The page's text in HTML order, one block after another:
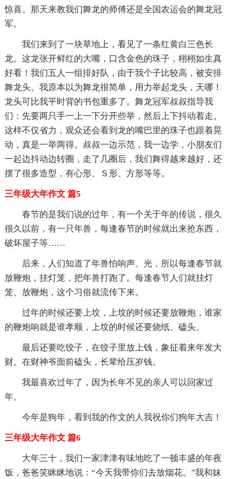
惊喜。那天来教我们舞龙的师傅还是全国农运会的舞龙冠
军。
我们来到了一块草地上，看见了一条红黄白三色长
龙。这龙张开鲜红的大嘴，口含金色的珠子，栩栩如生真
好看！我们五人一组排好队，由于我个子比较高，被安排
舞龙头。我原本以为舞龙很简单，用力举起龙头，天哪！
龙头可比我平时背的书包重多了。舞龙冠军叔叔指导我
们：先要两只手一上一下分开些举，然后上下抖动着走。
这样不仅省力，观众还会看到龙的嘴巴里的珠子也跟着晃
动，真是一举两得。叔叔一边示范，我一边学，小朋友们
一起边抖动边转圈，走了几圈后，我们舞得越来越好，还
摆了很多造型，有心形、Ｓ形、方形等等。
三年级大年作文 篇5
春节的是我们说的过年，有一个关于年的传说，很久
很久以前，有一只年兽，每逢春节的时候就出来抢东西，
破坏屋子等……
后来，人们知道了年兽怕响声、光，所以每逢春节就
放鞭炮，挂灯笼，把年兽打跑了。每逢春节人们就挂灯
笼、放鞭炮，这个习俗就流传下来。
过年的时候还要上坟，上坟的时候还要放鞭炮，谁家
的鞭炮响就是谁孝顺，上坟的时候还要烧纸、磕头。
最后还要吃饺子，在饺子里放上钱，象征着来年发大
财。在财神爷面前磕头，长辈给压岁钱。
我最喜欢过年了，因为长年不见的亲人可以回家过
年。
今年是狗年，看到我的作文的人我祝你们狗年大吉！
三年级大年作文 篇6
大年三十，我们一家津津有味地吃了一顿丰盛的年夜
饭，爸爸笑眯眯地说：“今天我带你们去放烟花。”我和妹